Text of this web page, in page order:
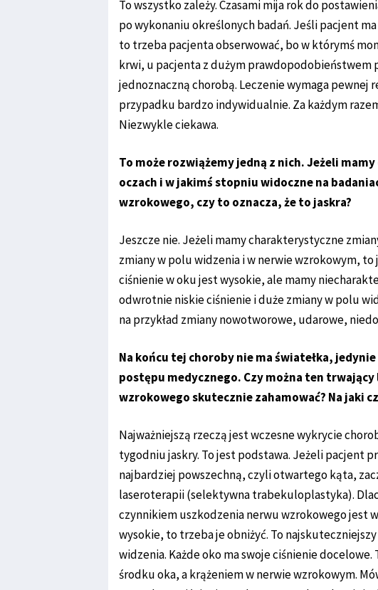
To wszystko zależy. Czasami mija rok do
po wykonaniu określonych badań. Jeśli pacjent
to trzeba pacjenta obserwować, bo w którymś
krwi, u pacjenta z dużym prawdopodobieństwem
jednoznaczną chorobą. Leczenie wymaga
przypadku bardzo indywidualnie. Za każdym
Niezwykle ciekawa.
To może rozwiążemy jedną z nich. Jeżeli
oczach i w jakimś stopniu widoczne na
wzrokowego, czy to oznacza, że to jaskra?
Jeszcze nie. Jeżeli mamy charakterystyczne
zmiany w polu widzenia i w nerwie wzrokowym, to
ciśnienie w oku jest wysokie, ale mamy
odwrotnie niskie ciśnienie i duże zmiany w polu
na przykład zmiany nowotworowe, udarowe,
Na końcu tej choroby nie ma światełka,
postępu medycznego. Czy można ten
wzrokowego skutecznie zahamować? Na jaki
Najważniejszą rzeczą jest wczesne wykrycie
tygodniu jaskry. To jest podstawa. Jeżeli pacjent
najbardziej powszechną, czyli otwartego kąta,
laseroterapii (selektywna trabekuloplastyka).
czynnikiem uszkodzenia nerwu wzrokowego jest
wysokie, to trzeba je obniżyć. To
widzenia. Każde oko ma swoje ciśnienie
środku oka, a krążeniem w nerwie wzrokowym.